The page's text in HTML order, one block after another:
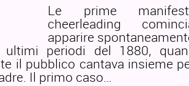
Le prime
cheerleading
apparire
ultimi periodi del 1880,
il pubblico cantava insieme
Il primo caso…